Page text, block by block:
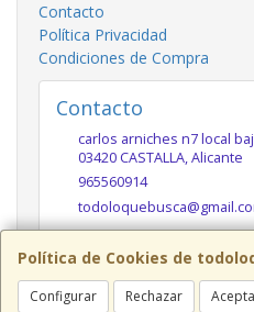
Política de Cookies de
Configurar Rechazar
Contacto
Política Privacidad
Condiciones de Compra
Contacto
carlos arniches n7 local
03420 CASTALLA,Alicante
965560914
Horario